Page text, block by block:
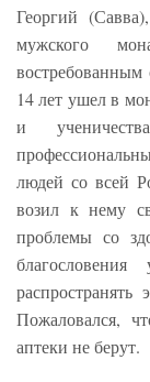
Георгий
мужского
14 лет ушел в
и
людей со всей
возил к нему
проблемы со
Пожаловался,
аптеки не берут.